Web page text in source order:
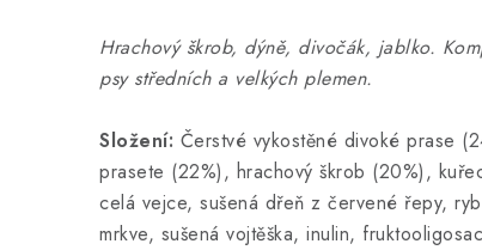
Hrachový škrob, dýně, divočák, jablko.
psy středních a velkých plemen.
Složení: Čerstvé vykostěné divoké prase
prasete (22%), hrachový škrob (20%),
celá vejce, sušená dřeň z červené řepy,
mrkve, sušená vojtěška, inulin,